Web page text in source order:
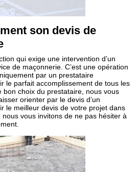
son devis de
qui exige une intervention d’un
de maçonnerie. C’est une opération
par un prestataire
le parfait accomplissement de tous les
bon choix du prestataire, nous vous
orienter par le devis d’un
le meilleur devis de votre projet dans
vous invitons de ne pas hésiter à